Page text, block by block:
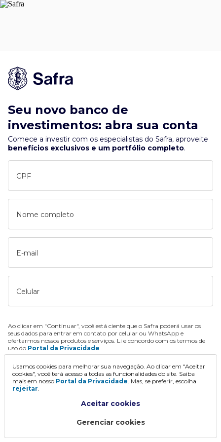
Seu novo banco de
investimentos: abra sua conta
Comece a investir com os especialistas do Safra, aproveite
benefícios exclusivos e um portfólio completo.
CPF
Nome completo
E-mail
Celular
Ao clicar em "Continuar", você está ciente que o Safra poderá usar os
seus dados para entrar em contato por celular ou WhatsApp e
ofertarmos nossos produtos e serviços. Li e concordo com os termos de
uso do Portal da Privacidade.
Continuar
Usamos cookies para melhorar sua navegação. Ao clicar em "Aceitar
cookies", você terá acesso a todas as funcionalidades do site. Saiba
mais em nosso Portal da Privacidade. Mas, se preferir, escolha
rejeitar.
Aceitar cookies
Gerenciar cookies